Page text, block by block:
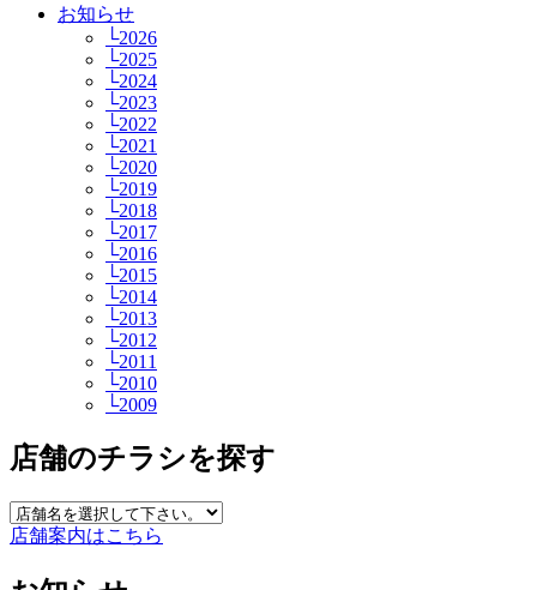
お知らせ
└2026
└2025
└2024
└2023
└2022
└2021
└2020
└2019
└2018
└2017
└2016
└2015
└2014
└2013
└2012
└2011
└2010
└2009
店舗のチラシを探す
店舗案内はこちら